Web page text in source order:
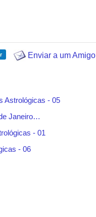
Enviar a um Amigo
Astrológicas - 05
Janeiro…
- 01
- 06